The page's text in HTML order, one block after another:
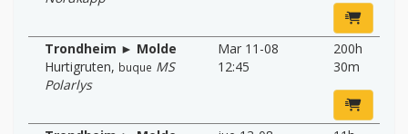
Trondheim ► Molde
Hurtigruten, buque MS
Polarlys
Mar 11-08
12:45
200h
30m